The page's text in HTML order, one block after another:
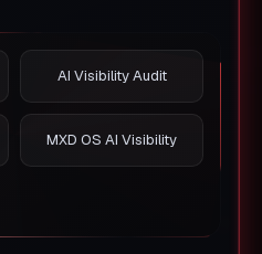
AI Visibility Audit
MXD OS AI Visibility